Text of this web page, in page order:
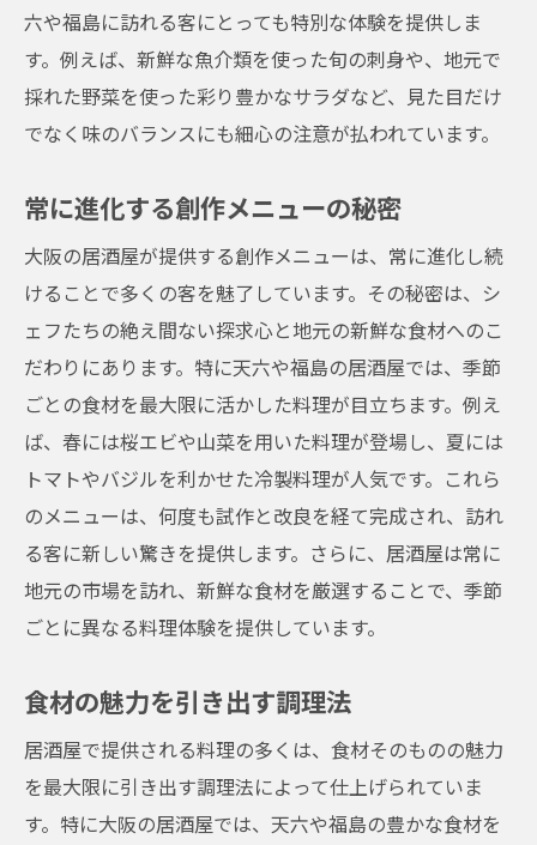
六や福島に訪れる客にとっても特別な体験を提供しま
す。例えば、新鮮な魚介類を使った旬の刺身や、地元で
採れた野菜を使った彩り豊かなサラダなど、見た目だけ
でなく味のバランスにも細心の注意が払われています。
常に進化する創作メニューの秘密
大阪の居酒屋が提供する創作メニューは、常に進化し続
けることで多くの客を魅了しています。その秘密は、シ
ェフたちの絶え間ない探求心と地元の新鮮な食材へのこ
だわりにあります。特に天六や福島の居酒屋では、季節
ごとの食材を最大限に活かした料理が目立ちます。例え
ば、春には桜エビや山菜を用いた料理が登場し、夏には
トマトやバジルを利かせた冷製料理が人気です。これら
のメニューは、何度も試作と改良を経て完成され、訪れ
る客に新しい驚きを提供します。さらに、居酒屋は常に
地元の市場を訪れ、新鮮な食材を厳選することで、季節
ごとに異なる料理体験を提供しています。
食材の魅力を引き出す調理法
居酒屋で提供される料理の多くは、食材そのものの魅力
を最大限に引き出す調理法によって仕上げられていま
す。特に大阪の居酒屋では、天六や福島の豊かな食材を